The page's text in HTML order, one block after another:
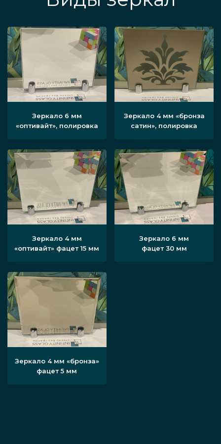
Зеркало 6 мм
«оптивайт», полировка
Зеркало 4 мм «бронза
сатин», полировка
Зеркало 4 мм
«оптивайт» фацет 15 мм
Зеркало 6 мм
фацет 30 мм
Зеркало 4 мм «бронза»
фацет 5 мм